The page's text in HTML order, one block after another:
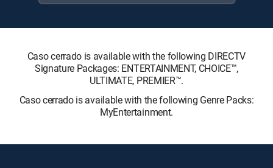
Caso cerrado is available with the following DIRECTV
Signature Packages: ENTERTAINMENT, CHOICE™,
ULTIMATE, PREMIER™.
Caso cerrado is available with the following Genre Packs:
MyEntertainment.